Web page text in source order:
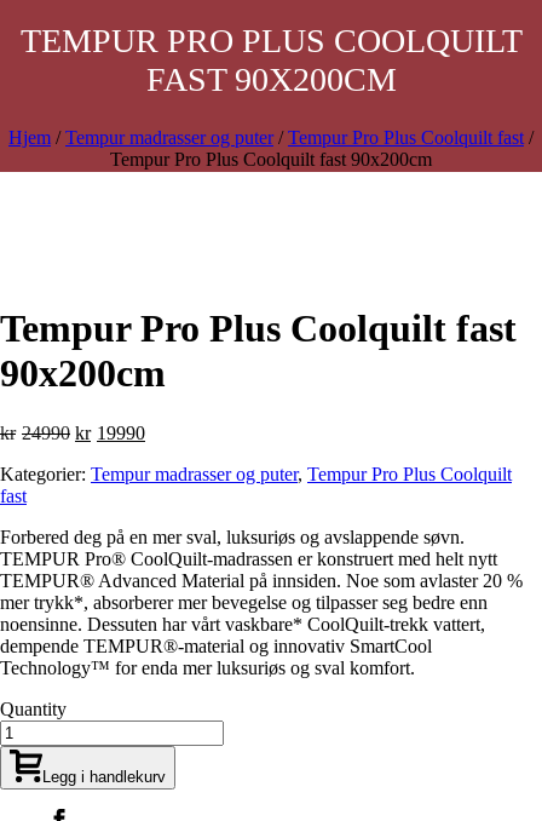
TEMPUR PRO PLUS COOLQUILT
FAST 90X200CM
Hjem /Tempur madrasser og puter/Tempur Pro Plus Coolquilt fast /
Tempur Pro Plus Coolquilt fast 90x200cm
Tempur Pro Plus Coolquilt fast
90x200cm
kr 24990 Opprinnelig
var:
kr 19990Nåværende
er:
Kategorier: Tempur madrasser og puter, Tempur Pro Plus Coolquilt
fast
Forbered deg på en mer sval, luksuriøs og avslappende søvn.
TEMPUR Pro® CoolQuilt-madrassen er konstruert med helt nytt
TEMPUR® Advanced Material på innsiden. Noe som avlaster 20 %
mer trykk*, absorberer mer bevegelse og tilpasser seg bedre enn
noensinne. Dessuten har vårt vaskbare* CoolQuilt-trekk vattert,
dempende TEMPUR®-material og innovativ SmartCool
Technology™️ for enda mer luksuriøs og sval komfort.
Quantity
Legg i handlekurv